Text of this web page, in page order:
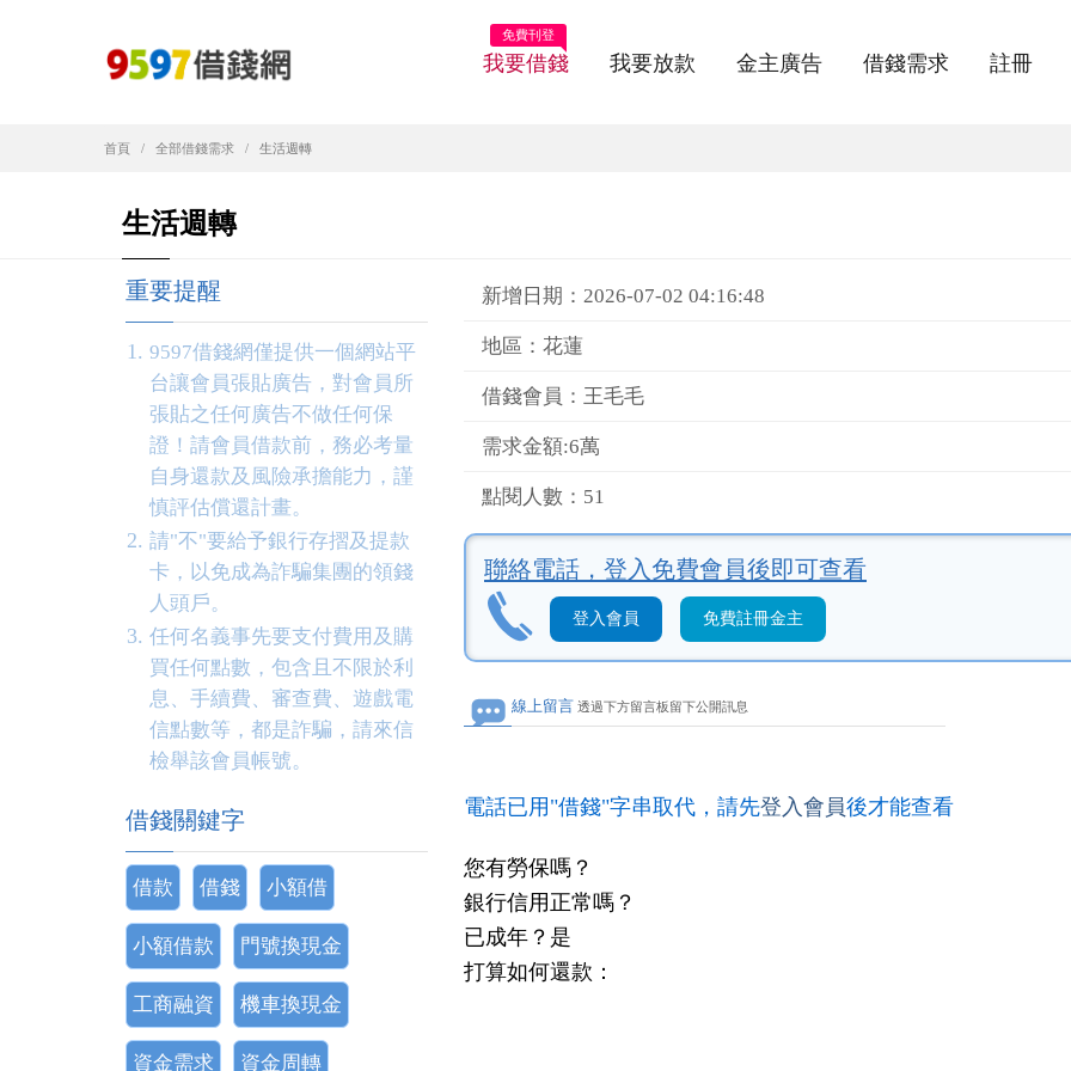
我要借錢
免費刊登
我要放款 金主廣告 借錢需求 註冊
首頁 全部借錢需求 生活週轉
生活週轉
重要提醒
9597借錢網僅提供一個網站平
台讓會員張貼廣告，對會員所
張貼之任何廣告不做任何保
證！請會員借款前，務必考量
自身還款及風險承擔能力，謹
慎評估償還計畫。
請"不"要給予銀行存摺及提款
卡，以免成為詐騙集團的領錢
人頭戶。
任何名義事先要支付費用及購
買任何點數，包含且不限於利
息、手續費、審查費、遊戲電
信點數等，都是詐騙，請來信
檢舉該會員帳號。
借錢關鍵字
借款 借錢 小額借
小額借款 門號換現金
工商融資 機車換現金
資金需求 資金周轉
新增日期：2026-07-02 04:16:48
地區：花蓮
借錢會員：王毛毛
需求金額:6萬
點閱人數：51
聯絡電話， 登入免費會員後即可查看
登入會員 免費註冊金主
線上留言 透過下方留言板留下公開訊息
電話已用"借錢"字串取代，請先登入會員後才能查看
您有勞保嗎？
銀行信用正常嗎？
已成年？是
打算如何還款：